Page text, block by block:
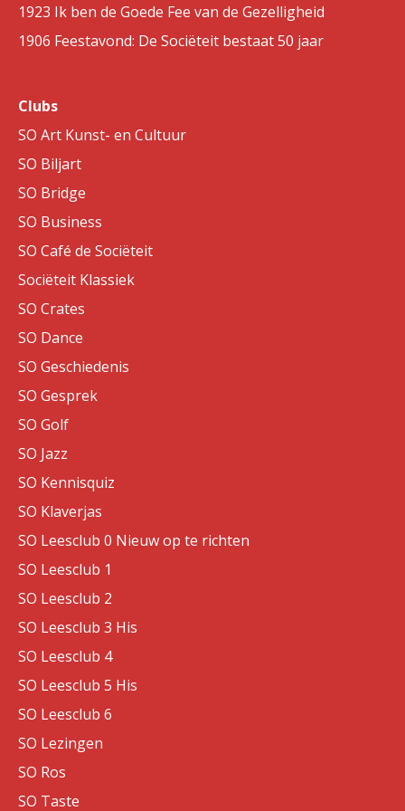
1923 Ik ben de Goede Fee van de Gezelligheid
1906 Feestavond: De Sociëteit bestaat 50 jaar
Clubs
SO Art Kunst- en Cultuur
SO Biljart
SO Bridge
SO Business
SO Café de Sociëteit
Sociëteit Klassiek
SO Crates
SO Dance
SO Geschiedenis
SO Gesprek
SO Golf
SO Jazz
SO Kennisquiz
SO Klaverjas
SO Leesclub 0 Nieuw op te richten
SO Leesclub 1
SO Leesclub 2
SO Leesclub 3 His
SO Leesclub 4
SO Leesclub 5 His
SO Leesclub 6
SO Lezingen
SO Ros
SO Taste